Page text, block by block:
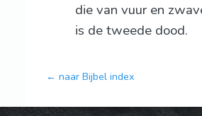
die van vuur en
is de tweede dood.
← naar Bijbel index